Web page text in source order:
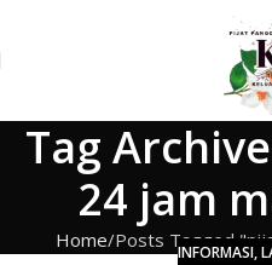
Tag
24 jam
Home Posts Tagged
INFORMASI,